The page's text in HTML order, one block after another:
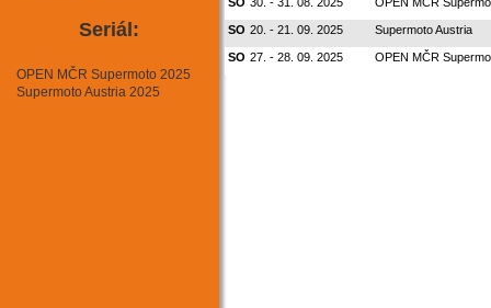
Mushing - psí sprežení
Rally cross country
Seriál:
OPEN MČR Supermoto 2025
Supermoto Austria 2025
SO 20. - 21. 09. 2025 Supermoto Austria
SO 27. - 28. 09. 2025 OPEN MČR